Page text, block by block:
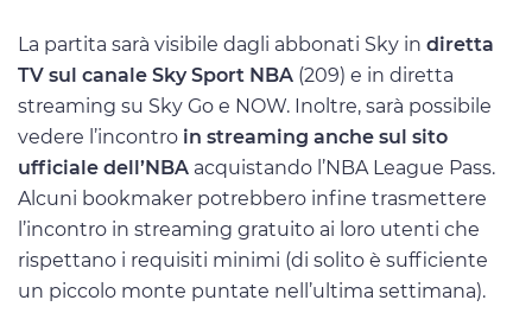
La partita sarà visibile dagli abbonati Sky in diretta
TV sul canale Sky Sport NBA (209) e in diretta
streaming su Sky Go e NOW. Inoltre, sarà possibile
vedere l’incontro in streaming anche sul sito
ufficiale dell’NBA acquistando l’NBA League Pass.
Alcuni bookmaker potrebbero infine trasmettere
l’incontro in streaming gratuito ai loro utenti che
rispettano i requisiti minimi (di solito è sufficiente
un piccolo monte puntate nell’ultima settimana).